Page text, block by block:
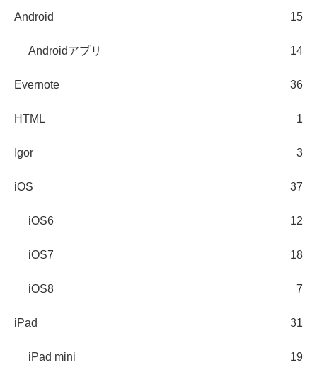
Android 15
Androidアプリ 14
Evernote 36
HTML 1
Igor 3
iOS 37
iOS6 12
iOS7 18
iOS8 7
iPad 31
iPad mini 19